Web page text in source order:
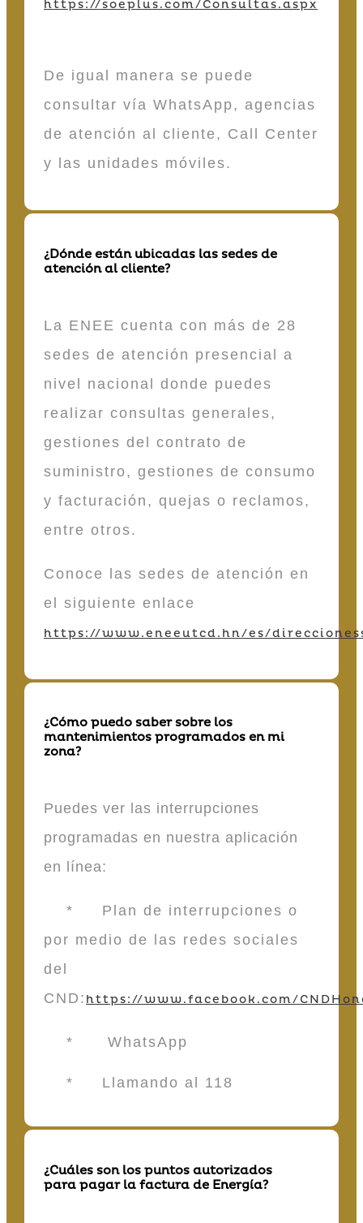
https://soeplus.com/Consultas.aspx
De igual manera se puede
consultar vía WhatsApp, agencias
de atención al cliente, Call Center
y las unidades móviles.
¿Dónde están ubicadas las sedes de
atención al cliente?
La ENEE cuenta con más de 28
sedes de atención presencial a
nivel nacional donde puedes
realizar consultas generales,
gestiones del contrato de
suministro, gestiones de consumo
y facturación, quejas o reclamos,
entre otros.
Conoce las sedes de atención en
el siguiente enlace
https://www.eneeutcd.hn/es/
¿Cómo puedo saber sobre los
mantenimientos programados en mi
zona?
Puedes ver las interrupciones
programadas en nuestra aplicación
en línea:
* Plan de interrupciones o
por medio de las redes sociales
del
CND: https://www.facebook.com/
* WhatsApp
* Llamando al 118
¿Cuáles son los puntos autorizados
para pagar la factura de Energía?